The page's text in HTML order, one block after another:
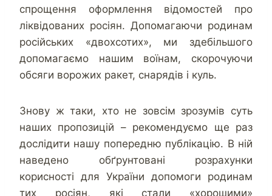
спрощення оформлення відомостей про
ліквідованих росіян. Допомагаючи родинам
російських «двохсотих», ми здебільшого
допомагаємо нашим воїнам, скорочуючи
обсяги ворожих ракет, снарядів і куль.
Знову ж таки, хто не зовсім зрозумів суть
наших пропозицій – рекомендуємо ще раз
дослідити нашу попередню публікацію. В ній
наведено обґрунтовані розрахунки
корисності для України допомоги родинам
тих росіян, які стали «хорошими»